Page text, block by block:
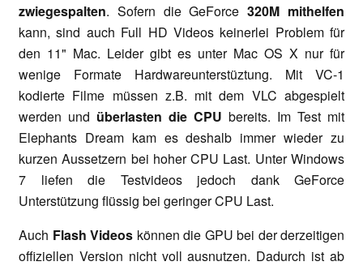
zwiegespalten. Sofern die GeForce320M mithelfen
kann, sind auch Full HD Videos keinerlei Problem für
den 11" Mac. Leider gibt es unter Mac OS X nur für
wenige Formate Hardwareunterstüztung. Mit VC-1
kodierte Filme müssen z.B. mit dem VLC abgespielt
werden und überlasten die CPU bereits. Im Test mit
Elephants Dream kam es deshalb immer wieder zu
kurzen Aussetzern bei hoher CPU Last. Unter Windows
7 liefen die Testvideos jedoch dank GeForce
Unterstützung flüssig bei geringer CPU Last.
Auch Flash Videos können die GPU bei der derzeitigen
offiziellen Version nicht voll ausnutzen. Dadurch ist ab